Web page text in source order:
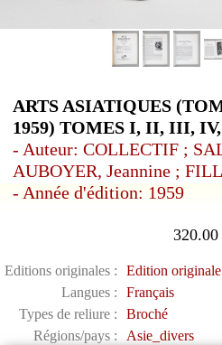
ARTS ASIATIQUES
1959) TOMES I, II, III,
- Auteur: COLLECTIF ;
AUBOYER, Jeannine ;
- Année d'édition: 1959
320.00
Editions originales :
Edition originale
Langues :
Français
Types de reliure :
Broché
Régions/pays :
Asie_divers